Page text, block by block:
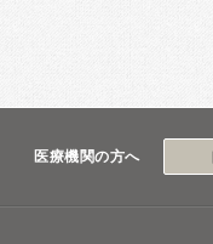
医療機関の方へ